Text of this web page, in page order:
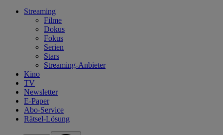
Streaming
Filme
Dokus
Fokus
Serien
Stars
Streaming-Anbieter
Kino
TV
Newsletter
E-Paper
Abo-Service
Rätsel-Lösung